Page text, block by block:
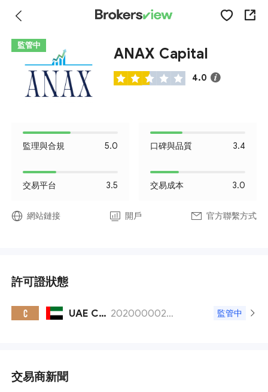
監管中 ANAX Capital
4.0
監理與合規 5.0 口碑與品質 3.4
交易平台 3.5 交易成本 3.0
網站鏈接 開戶 官方聯繫方式
許可證狀態
C UAE CMA 20200000258 監管中
交易商新聞